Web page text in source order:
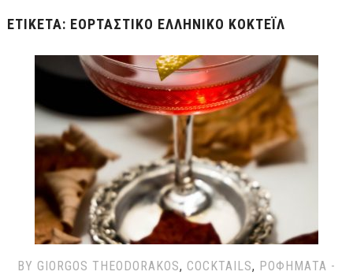
ΕΤΙΚΈΤΑ: ΕΟΡΤΑΣΤΙΚΌ ΕΛΛΗΝΙΚΌ ΚΟΚΤΈΙΛ
BY GIORGOS THEODORAKOS, COCKTAILS, ΡΟΦΉΜΑΤΑ -